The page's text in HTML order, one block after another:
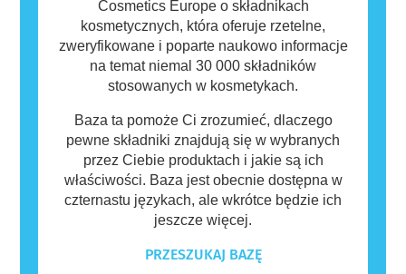
Cosmetics Europe o składnikach
kosmetycznych, która oferuje rzetelne,
zweryfikowane i poparte naukowo informacje
na temat niemal 30 000 składników
stosowanych w kosmetykach.
Baza ta pomoże Ci zrozumieć, dlaczego
pewne składniki znajdują się w wybranych
przez Ciebie produktach i jakie są ich
właściwości. Baza jest obecnie dostępna w
czternastu językach, ale wkrótce będzie ich
jeszcze więcej.
PRZESZUKAJ BAZĘ